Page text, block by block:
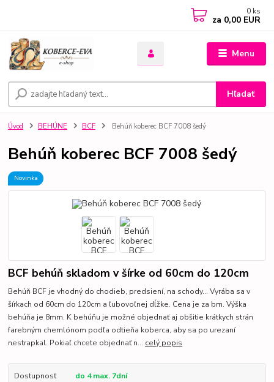
Menu
Hľadať
0 ks
za 0,00 EUR
Úvod BEHÚNE BCF Behúň koberec BCF 7008 šedý
Behúň koberec BCF 7008 šedý
Novinka
BCF behúň skladom v šírke od 60cm do 120cm
Behúň BCF je vhodný do chodieb, predsiení, na schody... Vyrába sa v
šírkach od 60cm do 120cm a ľubovoľnej dĺžke. Cena je za bm. Výška
behúňa je 8mm. K behúňu je možné objednať aj obšitie krátkych strán
farebným chemlónom podľa odtieňa koberca, aby sa po urezaní
nestrapkal. Pokiaľ chcete objednať n... celý popis
Dostupnosť
do 4 max. 7dní